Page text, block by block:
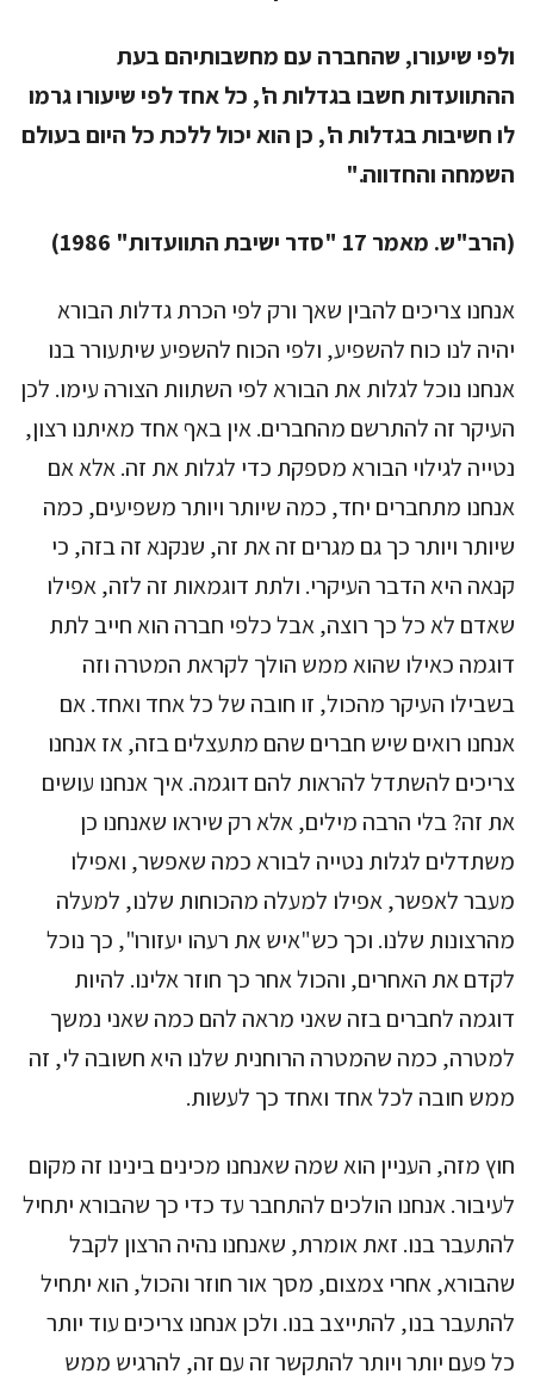
ולפי שיעורו, שהחברה עם מחשבותיהם בעת
ההתוועדות חשבו בגדלות ה', כל אחד לפי שיעורו גרמו
לו חשיבות בגדלות ה', כן הוא יכול ללכת כל היום בעולם
השמחה והחדווה."
(הרב"ש. מאמר 17 "סדר ישיבת התוועדות" 1986)
אנחנו צריכים להבין שאך ורק לפי הכרת גדלות הבורא
יהיה לנו כוח להשפיע, ולפי הכוח להשפיע שיתעורר בנו
אנחנו נוכל לגלות את הבורא לפי השתוות הצורה עימו. לכן
העיקר זה להתרשם מהחברים. אין באף אחד מאיתנו רצון,
נטייה לגילוי הבורא מספקת כדי לגלות את זה. אלא אם
אנחנו מתחברים יחד, כמה שיותר ויותר משפיעים, כמה
שיותר ויותר כך גם מגרים זה את זה, שנקנא זה בזה, כי
קנאה היא הדבר העיקרי. ולתת דוגמאות זה לזה, אפילו
שאדם לא כל כך רוצה, אבל כלפי חברה הוא חייב לתת
דוגמה כאילו שהוא ממש הולך לקראת המטרה וזה
בשבילו העיקר מהכול, זו חובה של כל אחד ואחד. אם
אנחנו רואים שיש חברים שהם מתעצלים בזה, אז אנחנו
צריכים להשתדל להראות להם דוגמה. איך אנחנו עושים
את זה? בלי הרבה מילים, אלא רק שיראו שאנחנו כן
משתדלים לגלות נטייה לבורא כמה שאפשר, ואפילו
מעבר לאפשר, אפילו למעלה מהכוחות שלנו, למעלה
מהרצונות שלנו. וכך כש"איש את רעהו יעזורו", כך נוכל
לקדם את האחרים, והכול אחר כך חוזר אלינו. להיות
דוגמה לחברים בזה שאני מראה להם כמה שאני נמשך
למטרה, כמה שהמטרה הרוחנית שלנו היא חשובה לי, זה
ממש חובה לכל אחד ואחד כך לעשות.
חוץ מזה, העניין הוא שמה שאנחנו מכינים בינינו זה מקום
לעיבור. אנחנו הולכים להתחבר עד כדי כך שהבורא יתחיל
להתעבר בנו. זאת אומרת, שאנחנו נהיה הרצון לקבל
שהבורא, אחרי צמצום, מסך אור חוזר והכול, הוא יתחיל
להתעבר בנו, להתייצב בנו. ולכן אנחנו צריכים עוד יותר
כל פעם יותר ויותר להתקשר זה עם זה, להרגיש ממש